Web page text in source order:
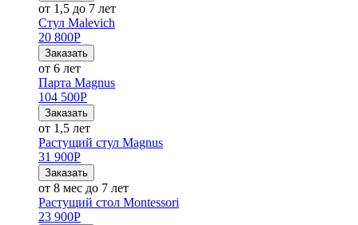
от 1,5 до 7 лет
Стул Malevich
20 800Р
Заказать
от 6 лет
Парта Magnus
104 500Р
Заказать
от 1,5 лет
Растущий стул Magnus
31 900Р
Заказать
от 8 мес до 7 лет
Растущий стол Montessori
23 900Р